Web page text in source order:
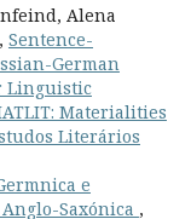
Alena
Sentence-
German
Linguistic
Materialities
Literários
e
Saxónica ,